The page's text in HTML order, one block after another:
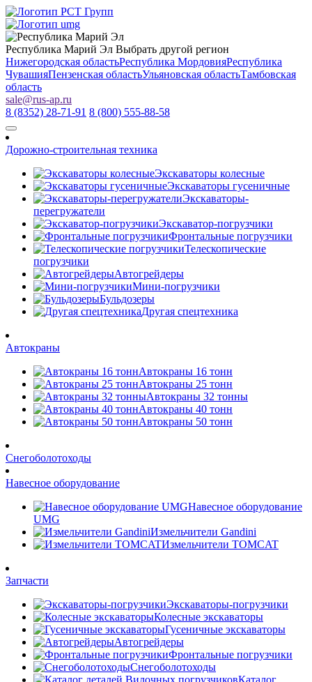
Республика Марий Эл Выбрать другой регион
Нижегородская областьРеспублика МордовияРеспублика
ЧувашияПензенская областьУльяновская областьТамбовская
область
sale@rus-ap.ru
8 (8352) 28-71-91 8 (800) 555-88-58
Дорожно-строительная техника
Экскаваторы колесные
Экскаваторы гусеничные
Экскаваторы-
перегружатели
Экскаватор-погрузчики
Фронтальные погрузчики
Телескопические
погрузчики
Автогрейдеры
Мини-погрузчики
Бульдозеры
Другая спецтехника
Автокраны
Автокраны 16 тонн
Автокраны 25 тонн
Автокраны 32 тонны
Автокраны 40 тонн
Автокраны 50 тонн
Снегоболотоходы
Навесное оборудование
Навесное оборудование
UMG
Измельчители Gandini
Измельчители TOMCAT
Запчасти
Экскаваторы-погрузчики
Колесные экскаваторы
Гусеничные экскаваторы
Автогрейдеры
Фронтальные погрузчики
Снегоболотоходы
Каталог